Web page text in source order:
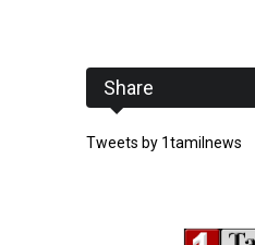
Share
Tweets by 1tamilnews